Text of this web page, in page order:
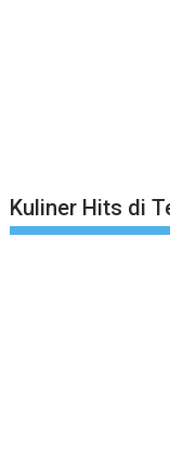
Kuliner Hits di